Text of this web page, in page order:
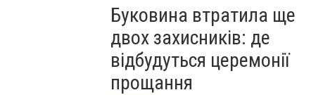
Буковина втратила ще
двох захисників: де
відбудуться церемонії
прощання